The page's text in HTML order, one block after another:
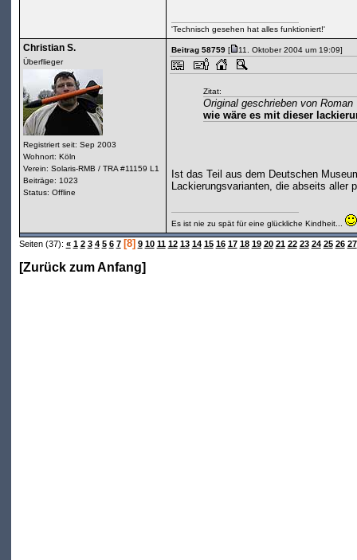
'Technisch gesehen hat alles funktioniert!'
Christian S.
Überflieger
Registriert seit: Sep 2003
Wohnort: Köln
Verein: Solaris-RMB / TRA #11159 L1
Beiträge: 1023
Status: Offline
Beitrag 58759[ 11. Oktober 2004 um 19:09]
Zitat:
Original geschrieben von Roman
wie wäre es mit dieser
Ist das Teil aus dem Deutschen
Lackierungsvarianten, die abseits aller
Es ist nie zu spät für eine glückliche Kindheit...
Seiten (37): « 1 2 3 4 5 6 7 [8] 9 10 11 12 13 14 15 16 17 18 19 20 21 22 23 24 25 26 27
[Zurück zum Anfang]